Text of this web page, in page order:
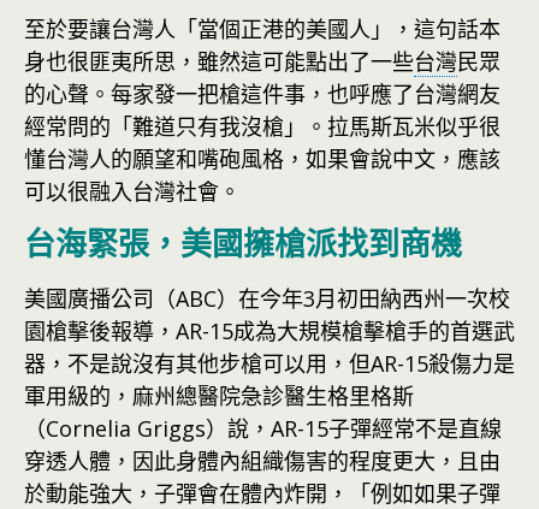
至於要讓台灣人「當個正港的美國人」，這句話本
身也很匪夷所思，雖然這可能點出了一些台灣民眾
的心聲。每家發一把槍這件事，也呼應了台灣網友
經常問的「難道只有我沒槍」。拉馬斯瓦米似乎很
懂台灣人的願望和嘴砲風格，如果會說中文，應該
可以很融入台灣社會。
台海緊張，美國擁槍派找到商機
美國廣播公司（ABC）在今年3月初田納西州一次校
園槍擊後報導，AR-15成為大規模槍擊槍手的首選武
器，不是說沒有其他步槍可以用，但AR-15殺傷力是
軍用級的，麻州總醫院急診醫生格里格斯
（Cornelia Griggs）說，AR-15子彈經常不是直線
穿透人體，因此身體內組織傷害的程度更大，且由
於動能強大，子彈會在體內炸開，「例如如果子彈